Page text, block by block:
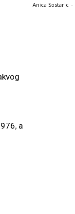
a
Anica Sostaric -